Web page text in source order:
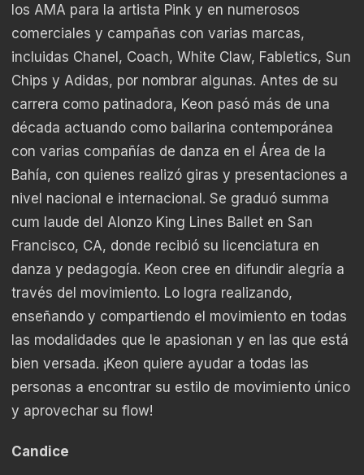
los AMA para la artista Pink y en numerosos
comerciales y campañas con varias marcas,
incluidas Chanel, Coach, White Claw, Fabletics, Sun
Chips y Adidas, por nombrar algunas. Antes de su
carrera como patinadora, Keon pasó más de una
década actuando como bailarina contemporánea
con varias compañías de danza en el Área de la
Bahía, con quienes realizó giras y presentaciones a
nivel nacional e internacional. Se graduó summa
cum laude del Alonzo King Lines Ballet en San
Francisco, CA, donde recibió su licenciatura en
danza y pedagogía. Keon cree en difundir alegría a
través del movimiento. Lo logra realizando,
enseñando y compartiendo el movimiento en todas
las modalidades que le apasionan y en las que está
bien versada. ¡Keon quiere ayudar a todas las
personas a encontrar su estilo de movimiento único
y aprovechar su flow!
Candice